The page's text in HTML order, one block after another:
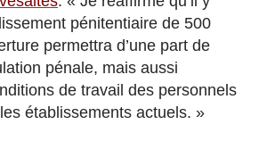
pénitentiaire de 500
permettra d’une part de
pénale, mais aussi
de travail des personnels
établissements actuels. »